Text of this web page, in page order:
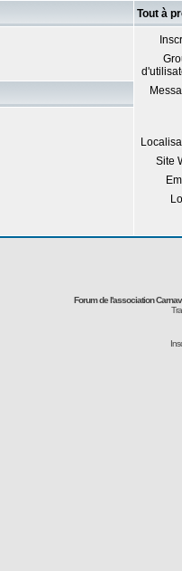
Tout à
Site
Forum de l'association